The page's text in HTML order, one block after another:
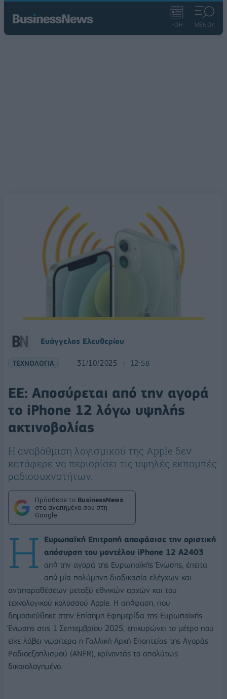
ΡΟΗ ΜΕΝΟΥ
Ευάγγελος Ελευθερίου
ΤΕΧΝΟΛΟΓΙΑ 31/10/2025 12:58
ΕΕ: Αποσύρεται από την αγορά
το iPhone 12 λόγω υψηλής
ακτινοβολίας
Η αναβάθμιση λογισμικού της Apple δεν
κατάφερε να περιορίσει τις υψηλές εκπομπές
ραδιοσυχνοτήτων.
Πρόσθεσε το BusinessNews
στα αγαπημένα σου στη
Google
Η
Ευρωπαϊκή Επιτροπή αποφάσισε την οριστική
απόσυρση του μοντέλου iPhone 12 A2403
από την αγορά της Ευρωπαϊκής Ένωσης, έπειτα
από μία πολύμηνη διαδικασία ελέγχων και
αντιπαραθέσεων μεταξύ εθνικών αρχών και του
τεχνολογικού κολοσσού Apple. Η απόφαση, που
δημοσιεύθηκε στην Επίσημη Εφημερίδα της Ευρωπαϊκής
Ένωσης στις 1 Σεπτεμβρίου 2025, επικυρώνει το μέτρο που
είχε λάβει νωρίτερα η Γαλλική Αρχή Εποπτείας της Αγοράς
Ραδιοεξοπλισμού (ANFR), κρίνοντάς το απολύτως
δικαιολογημένο.